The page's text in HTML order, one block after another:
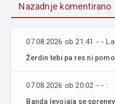
Nazadnje komentirano
07.08.2026 ob 21:41 - -
Žerdin tebi pa res ni
07.08.2026 ob 20:02 - - :
Banda levojaja se